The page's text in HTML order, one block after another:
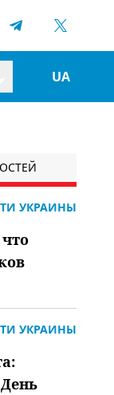
UA
УКРАИНЫ
УКРАИНЫ